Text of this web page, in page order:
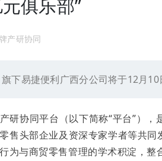
俱乐部”
产研协同
旗下易捷便利广西分公司将于12月
研协同平台（以下简称“平台”）
售头部企业及资深专家学者等共
为与商贸零售管理的学术积淀，